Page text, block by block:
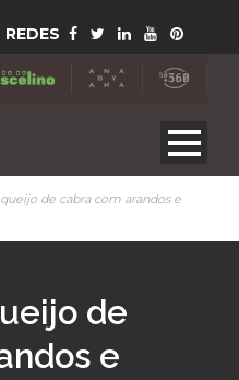
de cabra com arandos e
de
e